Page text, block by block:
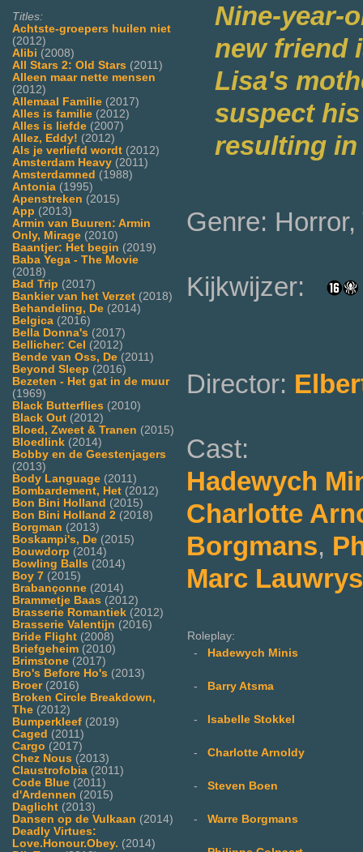
Titles:
Achtste-groepers huilen niet
(2012)
Alibi (2008)
All Stars 2: Old Stars (2011)
Alleen maar nette mensen
(2012)
Allemaal Familie (2017)
Alles is familie (2012)
Alles is liefde (2007)
Allez, Eddy! (2012)
Als je verliefd wordt (2012)
Amsterdam Heavy (2011)
Amsterdamned (1988)
Antonia (1995)
Apenstreken (2015)
App (2013)
Armin van Buuren: Armin
Only, Mirage (2010)
Baantjer: Het begin (2019)
Baba Yega - The Movie
(2018)
Bad Trip (2017)
Bankier van het Verzet (2018)
Behandeling, De (2014)
Belgica (2016)
Bella Donna's (2017)
Bellicher: Cel (2012)
Bende van Oss, De (2011)
Beyond Sleep (2016)
Bezeten - Het gat in de muur
(1969)
Black Butterflies (2010)
Black Out (2012)
Bloed, Zweet & Tranen (2015)
Bloedlink (2014)
Bobby en de Geestenjagers
(2013)
Body Language (2011)
Bombardement, Het (2012)
Bon Bini Holland (2015)
Bon Bini Holland 2 (2018)
Borgman (2013)
Boskampi's, De (2015)
Bouwdorp (2014)
Bowling Balls (2014)
Boy 7 (2015)
Brabançonne (2014)
Brammetje Baas (2012)
Brasserie Romantiek (2012)
Brasserie Valentijn (2016)
Bride Flight (2008)
Briefgeheim (2010)
Brimstone (2017)
Bro's Before Ho's (2013)
Broer(2016)
Broken Circle Breakdown,
The (2012)
Bumperkleef (2019)
Caged (2011)
Cargo (2017)
Chez Nous (2013)
Claustrofobia (2011)
Code Blue (2011)
d'Ardennen (2015)
Daglicht (2013)
Dansen op de Vulkaan (2014)
Deadly Virtues:
Love.Honour.Obey. (2014)
Nine-year-
new friend
Lisa's
suspect
resulting in
Genre: Horror,
Kijkwijzer:
Director:
Cast:
Hadewych
Charlotte
Borgmans,
Marc Lauwrys
Roleplay:
-
Hadewych Minis
- Barry Atsma
- Isabelle Stokkel
- Charlotte Arnoldy
- Steven Boen
- Warre Borgmans